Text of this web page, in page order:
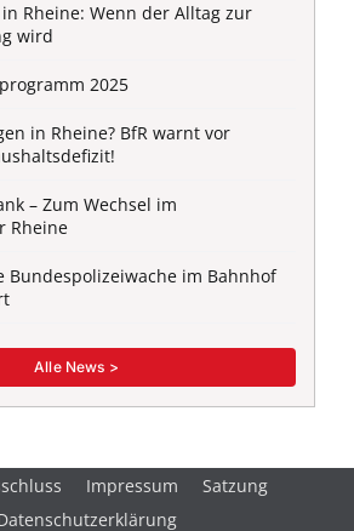
Rheine: Wenn der Alltag zur
wird
2025
in Rheine? BfR warnt vor
– Zum Wechsel im
Rheine
Bundespolizeiwache im Bahnhof
Alle News >
Impressum
Satzung